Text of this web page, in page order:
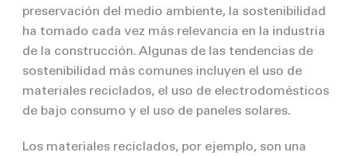
preservación del medio ambiente, la sostenibilidad
ha tomado cada vez más relevancia en la industria
de la construcción. Algunas de las tendencias de
sostenibilidad más comunes incluyen el uso de
materiales reciclados, el uso de electrodomésticos
de bajo consumo y el uso de paneles solares.
Los materiales reciclados, por ejemplo, son una